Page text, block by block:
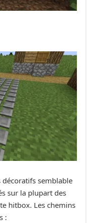
décoratifs semblable
sur la plupart des
hitbox. Les chemins
: